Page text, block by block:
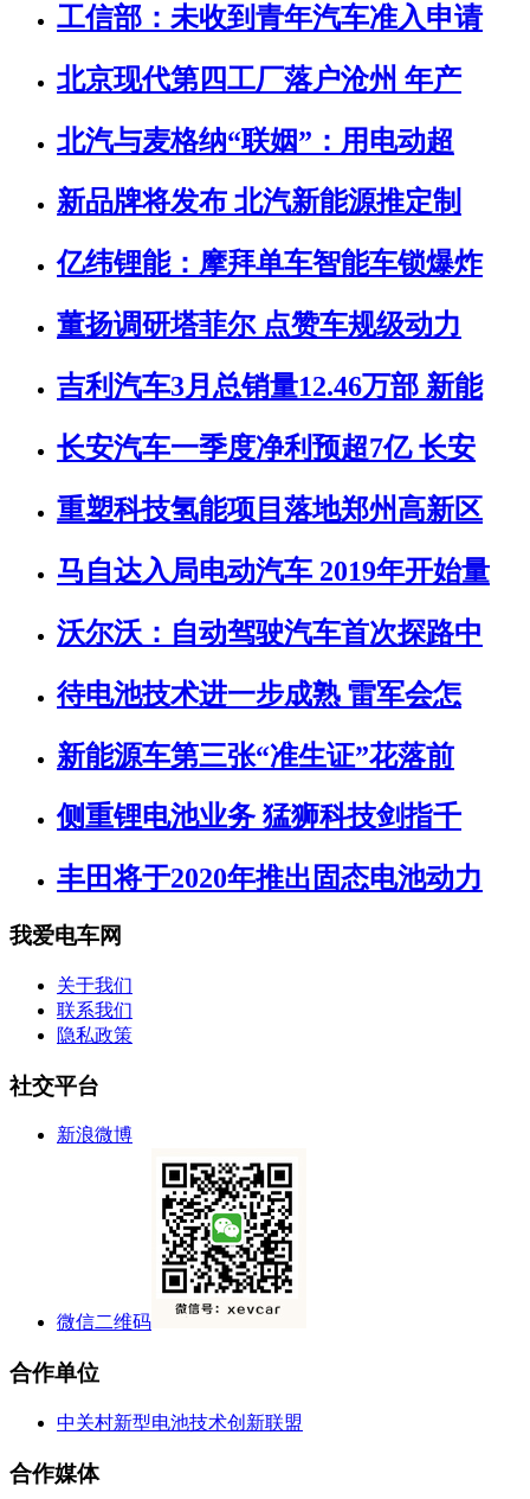
工信部：未收到青年汽车准入申请
北京现代第四工厂落户沧州 年产
北汽与麦格纳“联姻”：用电动超
新品牌将发布 北汽新能源推定制
亿纬锂能：摩拜单车智能车锁爆炸
董扬调研塔菲尔 点赞车规级动力
吉利汽车3月总销量12.46万部 新能
长安汽车一季度净利预超7亿 长安
重塑科技氢能项目落地郑州高新区
马自达入局电动汽车 2019年开始量
沃尔沃：自动驾驶汽车首次探路中
待电池技术进一步成熟 雷军会怎
新能源车第三张“准生证”花落前
侧重锂电池业务 猛狮科技剑指千
丰田将于2020年推出固态电池动力
我爱电车网
关于我们
联系我们
隐私政策
社交平台
新浪微博
微信二维码
合作单位
中关村新型电池技术创新联盟
合作媒体